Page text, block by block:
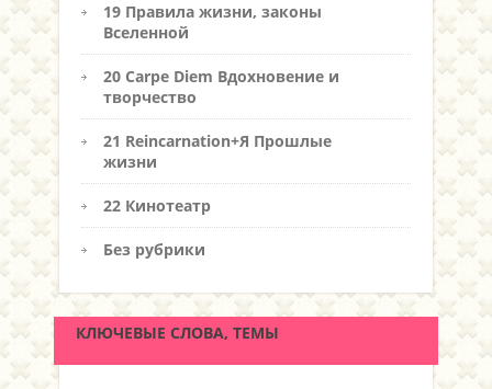
19 Правила жизни, законы
Вселенной
20 Carpe Diem Вдохновение и
творчество
21 Reincarnation+Я Прошлые
жизни
22 Кинотеатр
Без рубрики
КЛЮЧЕВЫЕ СЛОВА, ТЕМЫ